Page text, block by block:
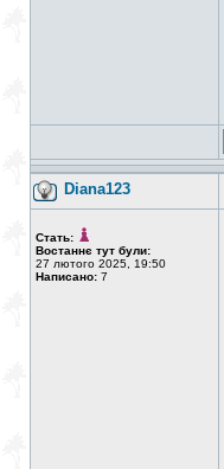
Diana123
Стать:
Востаннє тут були:
27 лютого 2025, 19:50
Написано: 7